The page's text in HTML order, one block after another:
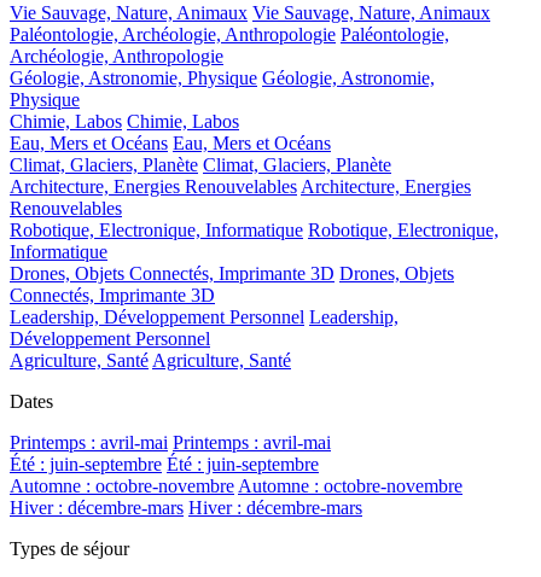
Vie Sauvage, Nature, Animaux Vie Sauvage, Nature, Animaux
Paléontologie, Archéologie, Anthropologie Paléontologie,
Archéologie, Anthropologie
Géologie, Astronomie, Physique Géologie, Astronomie,
Physique
Chimie, Labos Chimie, Labos
Eau, Mers et Océans Eau, Mers et Océans
Climat, Glaciers, Planète Climat, Glaciers, Planète
Architecture, Energies Renouvelables Architecture, Energies
Renouvelables
Robotique, Electronique, Informatique Robotique, Electronique,
Informatique
Drones, Objets Connectés, Imprimante 3D Drones, Objets
Connectés, Imprimante 3D
Leadership, Développement Personnel Leadership,
Développement Personnel
Agriculture, Santé Agriculture, Santé
Dates
Printemps : avril-mai Printemps : avril-mai
Été : juin-septembre Été : juin-septembre
Automne : octobre-novembre Automne : octobre-novembre
Hiver : décembre-mars Hiver : décembre-mars
Types de séjour